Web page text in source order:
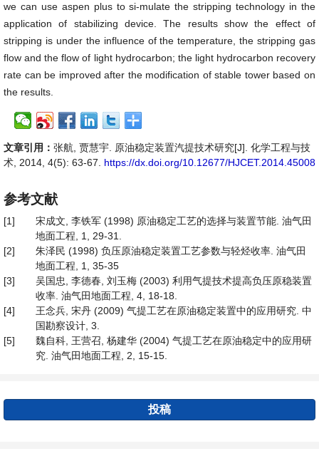
we can use aspen plus to si-mulate the stripping technology in the
application of stabilizing device. The results show the effect of
stripping is under the influence of the temperature, the stripping gas
flow and the flow of light hydrocarbon; the light hydrocarbon recovery
rate can be improved after the modification of stable tower based on
the results.
文章引用： 张航, 贾慧宇. 原油稳定装置汽提技术研究[J]. 化学工程与技
术, 2014, 4(5): 63-67. https://dx.doi.org/10.12677/HJCET.2014.45008
参考文献
[1]
宋成文, 李铁军 (1998) 原油稳定工艺的选择与装置节能. 油气田
地面工程, 1, 29-31.
[2]
朱泽民 (1998) 负压原油稳定装置工艺参数与轻烃收率. 油气田
地面工程, 1, 35-35
[3]
吴国忠, 李德春, 刘玉梅 (2003) 利用气提技术提高负压原稳装置
收率. 油气田地面工程, 4, 18-18.
[4]
王念兵, 宋丹 (2009) 气提工艺在原油稳定装置中的应用研究. 中
国勘察设计, 3.
[5]
魏自科, 王营召, 杨建华 (2004) 气提工艺在原油稳定中的应用研
究. 油气田地面工程, 2, 15-15.
投稿